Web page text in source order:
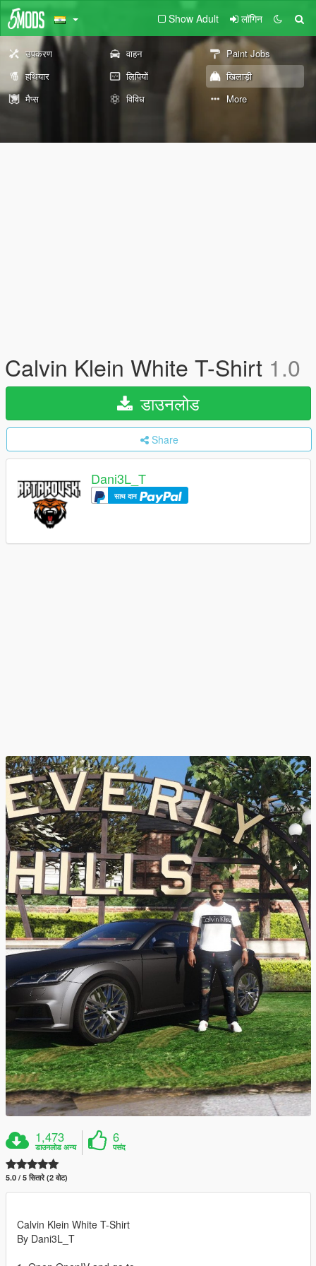
Show Adult लॉगिन
उपकरण वाहन
Paint Jobs
हथियार
लिपियों
खिलाड़ी
मैप्स
विविध More
Calvin Klein White T-Shirt 1.0
डाउनलोड
Share
Dani3L_T
साथ दान
1,473
डाउनलोड अन्य
6
पसंद
5.0 / 5 सितारे (2 वोट)
Calvin Klein White T-Shirt
By Dani3L_T